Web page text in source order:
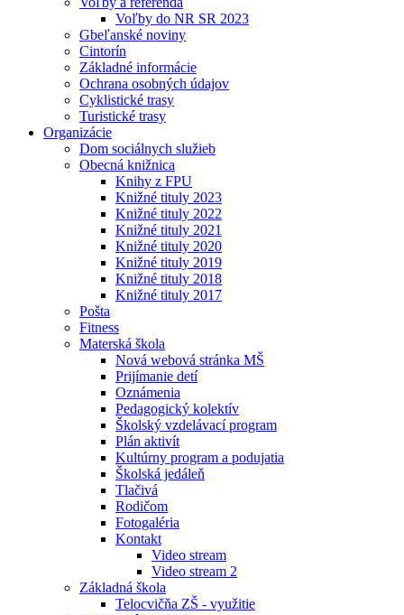
Voľby do NR SR 2023
Gbeľanské noviny
Cintorín
Základné informácie
Ochrana osobných údajov
Cyklistické trasy
Turistické trasy
Organizácie
Dom sociálnych služieb
Obecná knižnica
Knihy z FPU
Knižné tituly 2023
Knižné tituly 2022
Knižné tituly 2021
Knižné tituly 2020
Knižné tituly 2019
Knižné tituly 2018
Knižné tituly 2017
Pošta
Fitness
Materská škola
Nová webová stránka MŠ
Prijímanie detí
Oznámenia
Pedagogický kolektív
Školský vzdelávací program
Plán aktivít
Kultúrny program a podujatia
Školská jedáleň
Tlačivá
Rodičom
Fotogaléria
Kontakt
Video stream
Video stream 2
Základná škola
Telocvičňa ZŠ - využitie